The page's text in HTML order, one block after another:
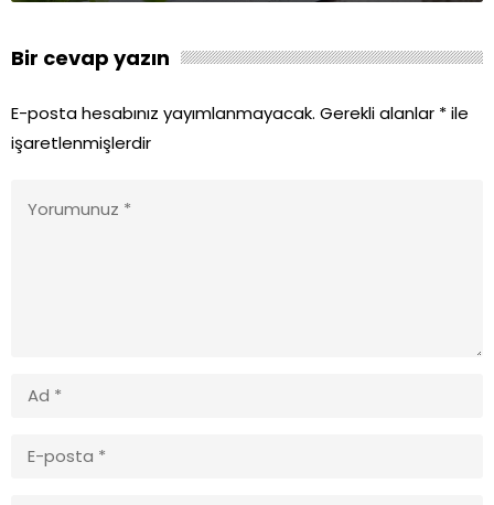
Bir cevap yazın
E-posta hesabınız yayımlanmayacak. Gerekli alanlar *ile
işaretlenmişlerdir